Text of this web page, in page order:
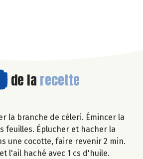
de la recette
la branche de céleri. Émincer la
feuilles. Éplucher et hacher la
une cocotte, faire revenir 2 min.
l'ail haché avec 1 cs d'huile.